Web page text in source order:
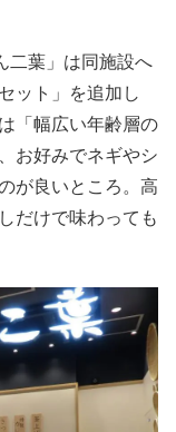
二葉」は同施設へ
ット」を追加し
「幅広い年齢層の
お好みでネギやシ
が良いところ。高
だけで味わっても